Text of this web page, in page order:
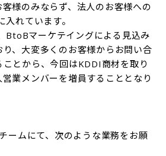
様のみならず、法人のお客様への
れています。
BtoBマーケテイングによる見込み
、大変多くのお客様からお問い合
とから、今回はKDDI商材を取り
業メンバーを増員することとなり
ームにて、次のような業務をお願